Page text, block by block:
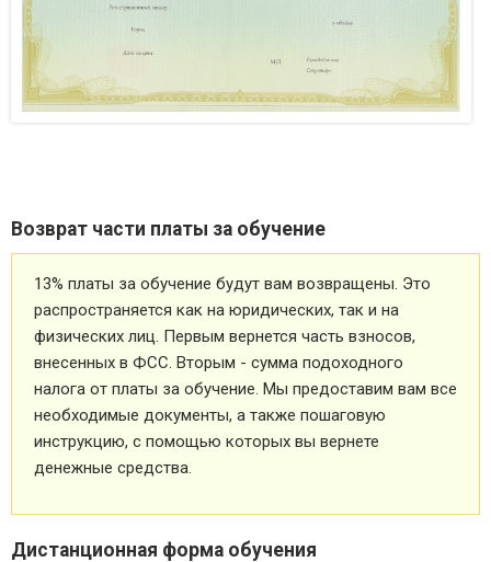
Возврат части платы за обучение
13% платы за обучение будут вам возвращены. Это
распространяется как на юридических, так и на
физических лиц. Первым вернется часть взносов,
внесенных в ФСС. Вторым - сумма подоходного
налога от платы за обучение. Мы предоставим вам все
необходимые документы, а также пошаговую
инструкцию, с помощью которых вы вернете
денежные средства.
Дистанционная форма обучения